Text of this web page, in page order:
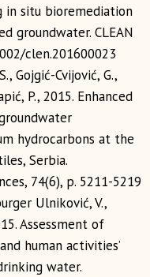
in situ bioremediation
groundwater. CLEAN
clen.201600023
Gojgić-Cvijović, G.,
P., 2015. Enhanced
hydrocarbons at the
Serbia.
74(6), p. 5211-5219
Ulniković, V.,
Assessment of
human activities’
water.